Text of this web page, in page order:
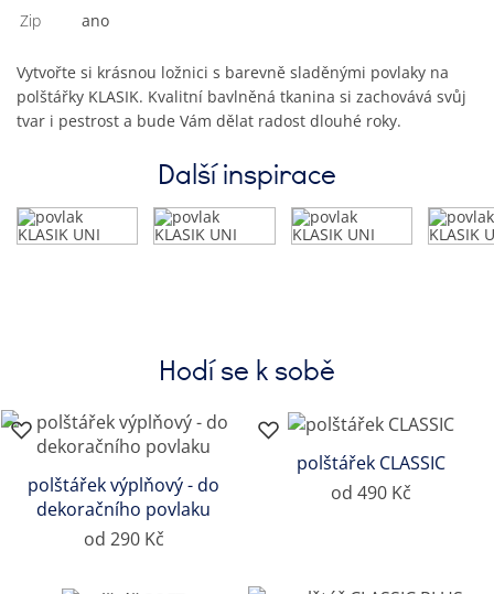
Zip
Ano
Vytvořte si krásnou ložnici s barevně sladěnými povlaky na
polštářky KLASIK. Kvalitní bavlněná tkanina si zachovává svůj
tvar i pestrost a bude Vám dělat radost dlouhé roky.
Další inspirace
Hodí se k sobě
polštářek výplňový - do
dekoračního povlaku
od 290 Kč
polštářek CLASSIC
od 490 Kč